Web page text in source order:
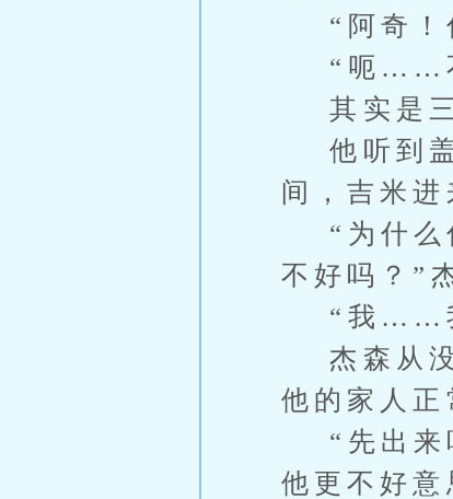
“阿奇！
“呃……不
其实是三
他听到盖
间，吉米进
“为什么
不好吗？”
“我……我
杰森从没
他的家人正
“先出来
他更不好意